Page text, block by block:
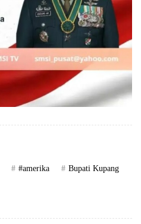
#amerika Bupati Kupang